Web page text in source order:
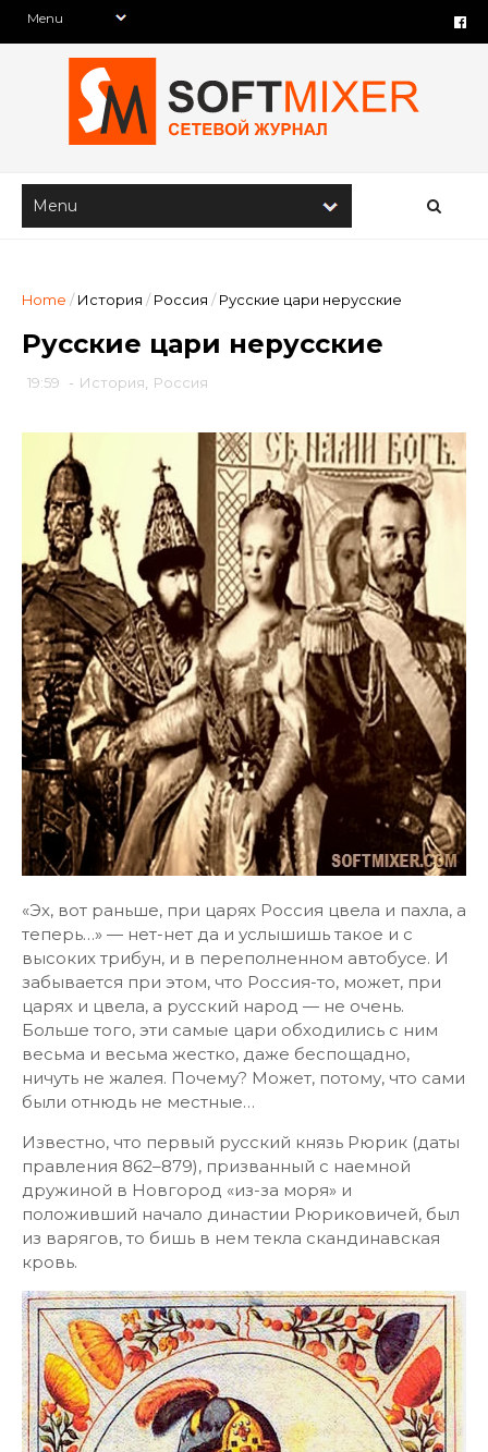
Home / История / Россия / Русские цари нерусские
Русские цари нерусские
19:59 - История Россия
«Эх, вот раньше, при царях Россия цвела и пахла, а
теперь…» — нет-нет да и услышишь такое и с
высоких трибун, и в переполненном автобусе. И
забывается при этом, что Россия-то, может, при
царях и цвела, а русский народ — не очень.
Больше того, эти самые цари обходились с ним
весьма и весьма жестко, даже беспощадно,
ничуть не жалея. Почему? Может, потому, что сами
были отнюдь не местные…
Известно, что первый русский князь Рюрик (даты
правления 862–879), призванный с наемной
дружиной в Новгород «из-за моря» и
положивший начало династии Рюриковичей, был
из варягов, то бишь в нем текла скандинавская
кровь.